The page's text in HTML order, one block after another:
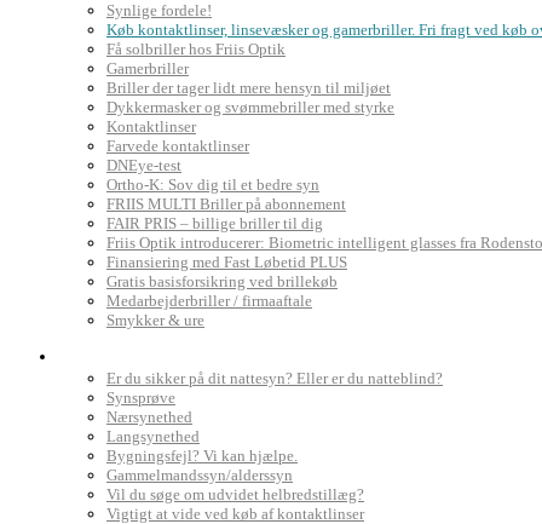
Synlige fordele!
Køb kontaktlinser, linsevæsker og gamerbriller. Fri fragt ved køb
Få solbriller hos Friis Optik
Gamerbriller
Briller der tager lidt mere hensyn til miljøet
Dykkermasker og svømmebriller med styrke
Kontaktlinser
Farvede kontaktlinser
DNEye-test
Ortho-K: Sov dig til et bedre syn
FRIIS MULTI Briller på abonnement
FAIR PRIS – billige briller til dig
Friis Optik introducerer: Biometric intelligent glasses fra
Finansiering med Fast Løbetid PLUS
Gratis basisforsikring ved brillekøb
Medarbejderbriller / firmaaftale
Smykker & ure
Er du sikker på dit nattesyn? Eller er du natteblind?
Synsprøve
Nærsynethed
Langsynethed
Bygningsfejl? Vi kan hjælpe.
Gammelmandssyn/alderssyn
Vil du søge om udvidet helbredstillæg?
Vigtigt at vide ved køb af kontaktlinser